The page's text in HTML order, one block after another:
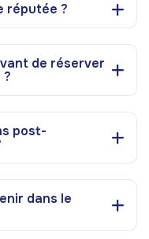
réputée ?
de réserver
post-
dans le